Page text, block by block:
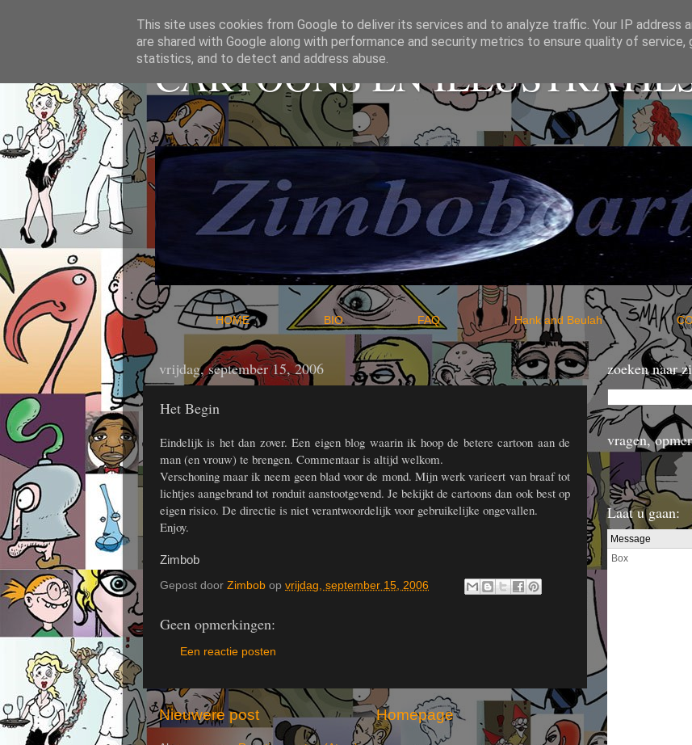
CARTOONS EN
HOME BIO FAQ Hank and Beulah
vrijdag, september 15, 2006
Het Begin
Eindelijk is het dan zover. Een eigen blog waarin ik hoop de betere cartoon aan de
man (en vrouw) te brengen. Commentaar is altijd welkom.
Verschoning maar ik neem geen blad voor de mond. Mijn werk varieert van braaf tot
lichtjes aangebrand tot ronduit aanstootgevend. Je bekijkt de cartoons dan ook best op
eigen risico. De directie is niet verantwoordelijk voor gebruikelijke ongevallen.
Enjoy.
Zimbob
Gepost door Zimbob op vrijdag, september 15, 2006
Geen opmerkingen:
Een reactie posten
Nieuwere post Homepage
zoeken naar
vragen,
Laat u gaan:
This site uses cookies from Google to deliver its services and to analyze traffic. Your IP address
are shared with Google along with performance and security metrics to ensure quality of service,
statistics, and to detect and address abuse.